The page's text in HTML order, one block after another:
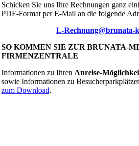
Schicken Sie uns Ihre Rechnungen ganz
PDF-Format per E-Mail an die folgende
L-Rechnung@brunata-
SO KOMMEN SIE ZUR BRUNATA-
FIRMENZENTRALE
Informationen zu Ihren Anreise-
sowie Informationen zu
zum Download.